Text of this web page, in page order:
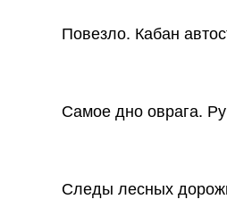
Повезло. Кабан
Самое дно оврага.
Следы лесных